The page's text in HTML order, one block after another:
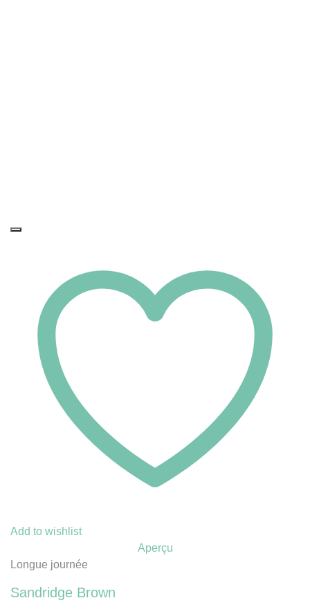
Add to wishlist
Aperçu
Longue journée
Sandridge Brown